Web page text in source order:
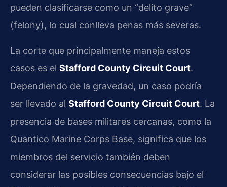
pueden clasificarse como un “delito grave”
(felony), lo cual conlleva penas más severas.
La corte que principalmente maneja estos
casos es el Stafford County Circuit Court.
Dependiendo de la gravedad, un caso podría
ser llevado al Stafford County Circuit Court. La
presencia de bases militares cercanas, como la
Quantico Marine Corps Base, significa que los
miembros del servicio también deben
considerar las posibles consecuencias bajo el